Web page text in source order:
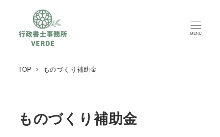
MENU
TOP ものづくり補助金
ものづくり補助金